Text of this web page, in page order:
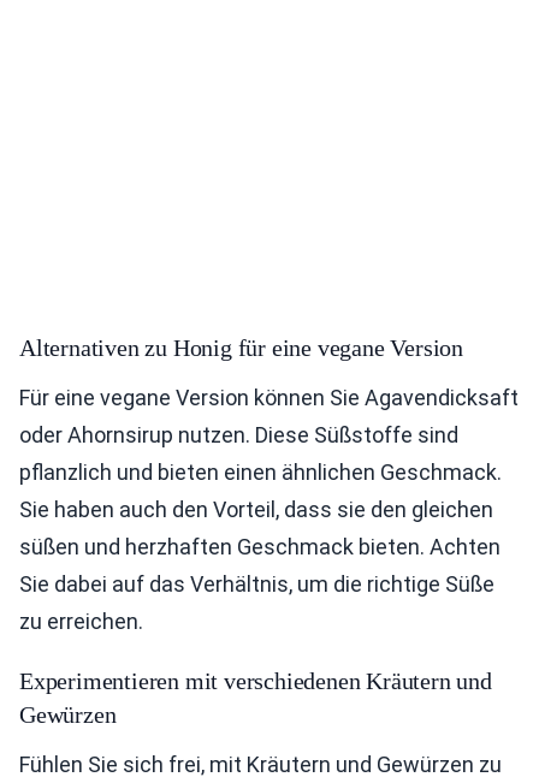
Alternativen zu Honig für eine vegane Version
Für eine vegane Version können Sie Agavendicksaft
oder Ahornsirup nutzen. Diese Süßstoffe sind
pflanzlich und bieten einen ähnlichen Geschmack.
Sie haben auch den Vorteil, dass sie den gleichen
süßen und herzhaften Geschmack bieten. Achten
Sie dabei auf das Verhältnis, um die richtige Süße
zu erreichen.
Experimentieren mit verschiedenen Kräutern und
Gewürzen
Fühlen Sie sich frei, mit Kräutern und Gewürzen zu